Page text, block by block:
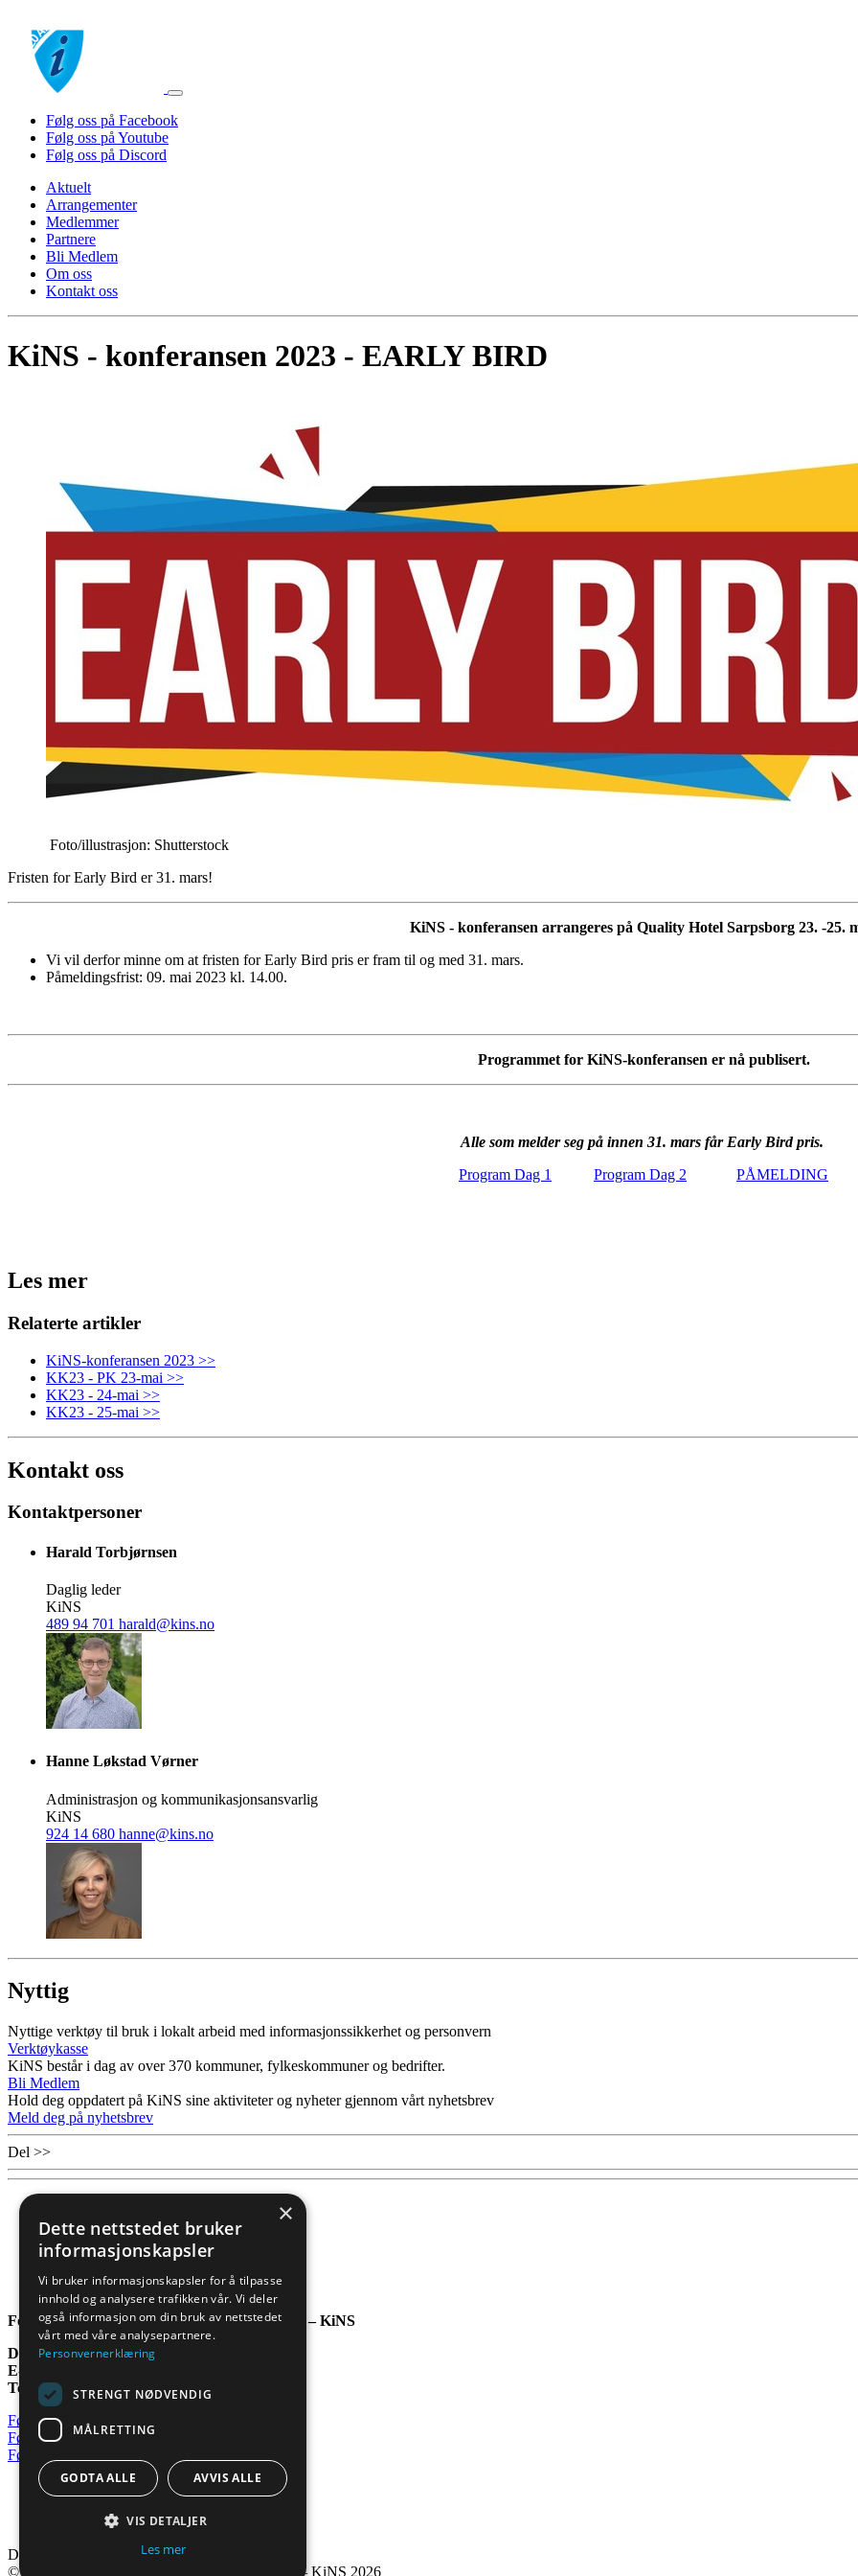
Følg oss på Facebook
Følg oss på Youtube
Følg oss på Discord
Aktuelt
Arrangementer
Medlemmer
Partnere
Bli Medlem
Om oss
Kontakt oss
KiNS - konferansen 2023 - EARLY BIRD
Foto/illustrasjon: Shutterstock
Fristen for Early Bird er 31. mars!
KiNS - konferansen arrangeres på Quality Hotel Sarpsborg 23. -25.
Vi vil derfor minne om at fristen for Early Bird pris er fram til og med 31. mars.
Påmeldingsfrist: 09. mai 2023 kl. 14.00.
Programmet for KiNS-konferansen er nå publisert.
Alle som melder seg på innen 31. mars får Early Bird pris.
Program Dag 1
Program Dag 2 PÅMELDING
Les mer
Relaterte artikler
KiNS-konferansen 2023 >>
KK23 - PK 23-mai >>
KK23 - 24-mai >>
KK23 - 25-mai >>
Kontakt oss
Kontaktpersoner
Harald Torbjørnsen
Daglig leder
KiNS
489 94 701 harald@kins.no
Hanne Løkstad Vørner
Administrasjon og kommunikasjonsansvarlig
KiNS
924 14 680 hanne@kins.no
Nyttig
Nyttige verktøy til bruk i lokalt arbeid med informasjonssikkerhet og personvern
Verktøykasse
KiNS består i dag av over 370 kommuner, fylkeskommuner og bedrifter.
Bli Medlem
Hold deg oppdatert på KiNS sine aktiviteter og nyheter gjennom vårt nyhetsbrev
Meld deg på nyhetsbrev
Del >>
Foreningen kommunal informasjonssikkerhet – KiNS
Daglig leder:Harald Torbjørnsen
E-post:
Telefon:489 94 701
Følg oss på Facebook
Følg oss på Youtube
Følg oss på Discord
Personvernerklæring >>
Kontakt oss >>
Del >>
© Foreningen kommunal informasjonssikkerhet – KiNS 2026
×
Dette nettstedet bruker
informasjonskapsler
Vi bruker informasjonskapsler for å tilpasse
innhold og analysere trafikken vår. Vi deler
også informasjon om din bruk av nettstedet
vårt med våre analysepartnere.
Personvernerklæring
STRENGT NØDVENDIG
MÅLRETTING
GODTA ALLE AVVIS ALLE
VIS DETALJER
Les mer